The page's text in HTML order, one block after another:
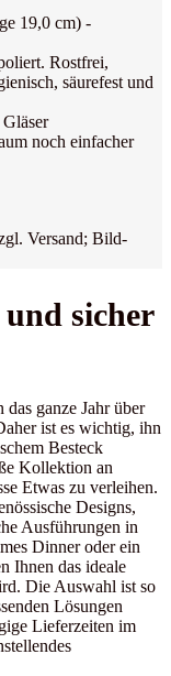
19,0 cm) -
Rostfrei,
säurefest und
noch einfacher
Versand; Bild-
sicher
ganze Jahr über
ist es wichtig, ihn
Besteck
Kollektion an
Etwas zu verleihen.
Designs,
Ausführungen in
Dinner oder ein
Ihnen das ideale
Die Auswahl ist so
Lösungen
Lieferzeiten im